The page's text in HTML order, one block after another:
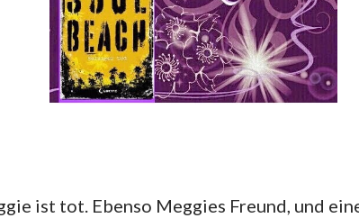
ist tot. Ebenso Meggies Freund, und